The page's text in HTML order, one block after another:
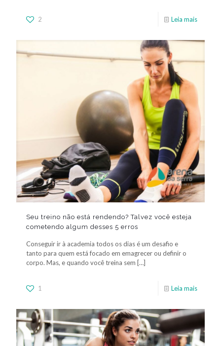
2 Leia mais
Seu treino não está rendendo? Talvez você esteja
cometendo algum desses 5 erros
Conseguir ir à academia todos os dias é um desafio e
tanto para quem está focado em emagrecer ou definir o
corpo. Mas, e quando você treina sem […]
1 Leia mais